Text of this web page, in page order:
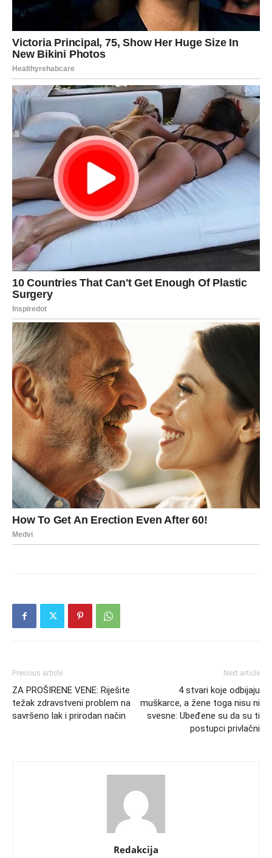
Previous article
ZA PROŠIRENE VENE: Riješite
težak zdravstveni problem na
savršeno lak i prirodan način
Next article
4 stvari koje odbijaju
muškarce, a žene toga nisu ni
svesne: Ubeđene su da su ti
postupci privlačni
Redakcija